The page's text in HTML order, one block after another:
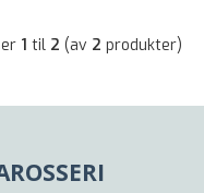
1 til 2 (av 2 produkter)